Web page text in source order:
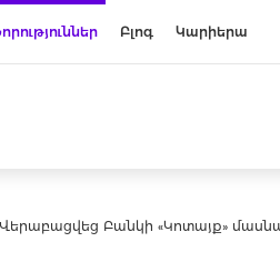
Բլոգ Կարիերա
Վերաբացվեց Բանկի «Կոտայք»